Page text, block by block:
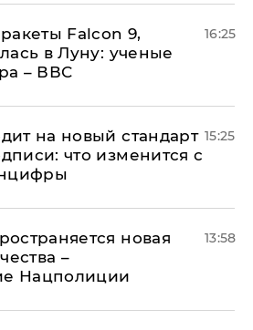
Falcon 9,
в Луну: ученые
– ВВС
16:25
на новый стандарт
что изменится с
15:25
новая
–
Нацполиции
13:58